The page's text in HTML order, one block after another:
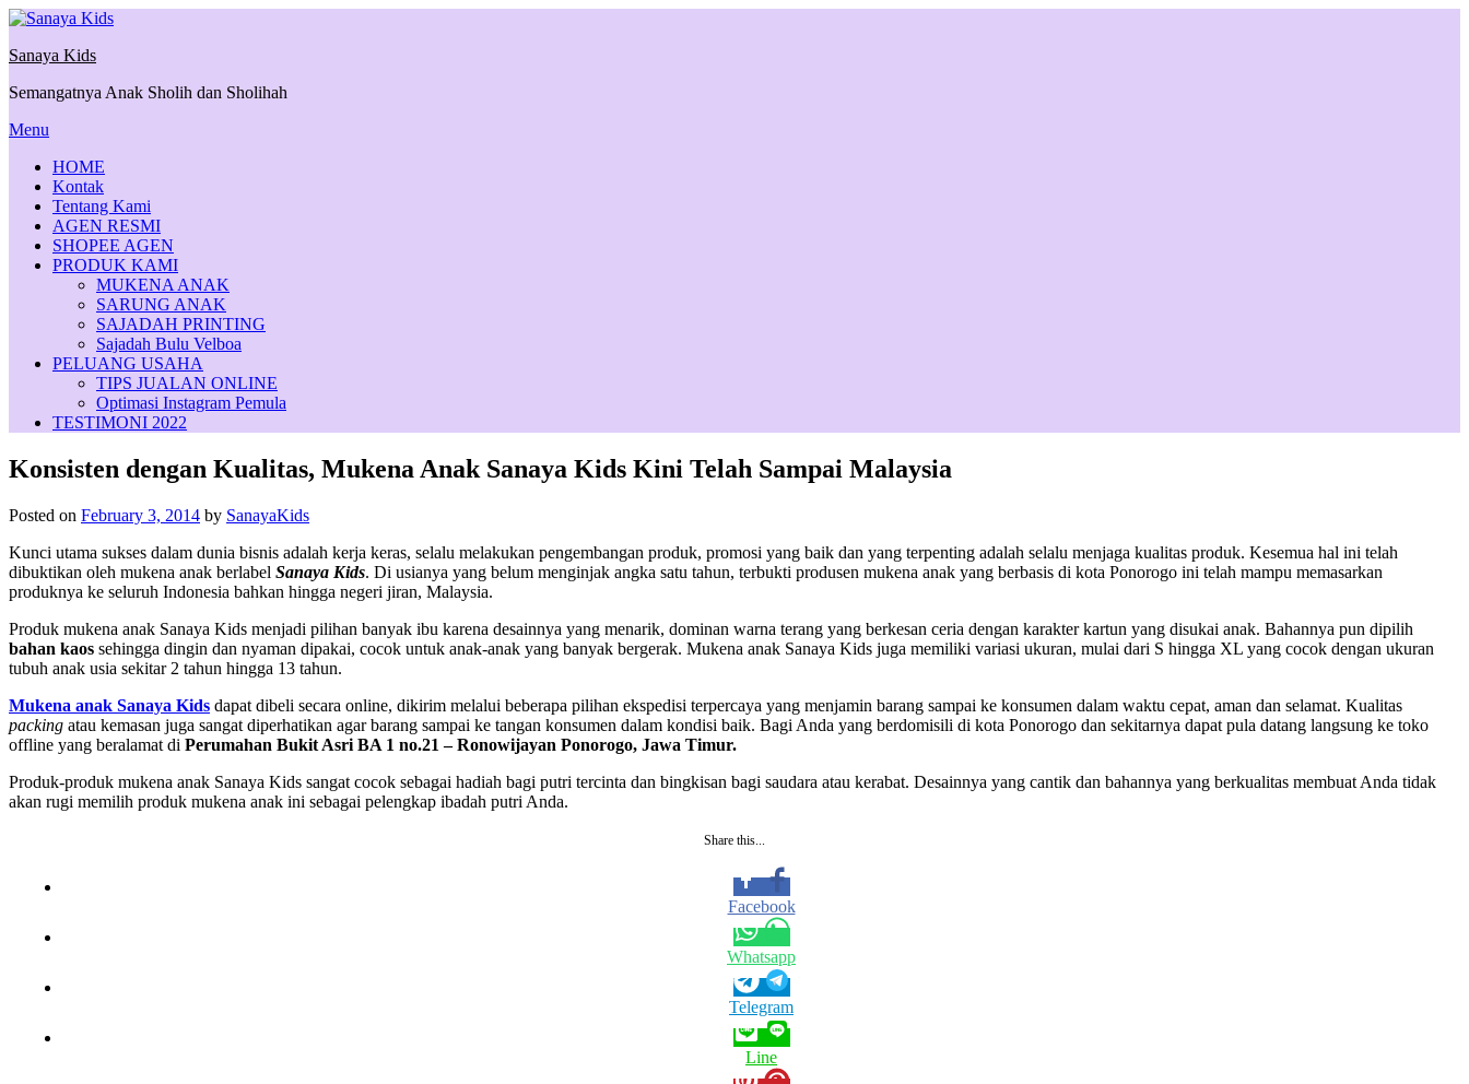
Skip
content
Sanaya Kids
Semangatnya Anak Sholih dan Sholihah
Menu
HOME
Kontak
Tentang Kami
AGEN RESMI
SHOPEE AGEN
PRODUK KAMI
MUKENA ANAK
SARUNG ANAK
SAJADAH PRINTING
Sajadah Bulu Velboa
PELUANG USAHA
TIPS JUALAN ONLINE
Optimasi Instagram Pemula
TESTIMONI 2022
Konsisten dengan Kualitas, Mukena Anak Sanaya Kids Kini Telah Sampai Malaysia
Posted on February 3, 2014 by SanayaKids
Kunci utama sukses dalam dunia bisnis adalah kerja keras, selalu melakukan pengembangan produk, promosi yang baik dan yang terpenting adalah selalu menjaga kualitas produk. Kesemua hal ini telah
dibuktikan oleh mukena anak berlabel Sanaya Kids. Di usianya yang belum menginjak angka satu tahun, terbukti produsen mukena anak yang berbasis di kota Ponorogo ini telah mampu memasarkan
produknya ke seluruh Indonesia bahkan hingga negeri jiran, Malaysia.
Produk mukena anak Sanaya Kids menjadi pilihan banyak ibu karena desainnya yang menarik, dominan warna terang yang berkesan ceria dengan karakter kartun yang disukai anak. Bahannya pun dipilih
bahan kaos sehingga dingin dan nyaman dipakai, cocok untuk anak-anak yang banyak bergerak. Mukena anak Sanaya Kids juga memiliki variasi ukuran, mulai dari S hingga XL yang cocok dengan ukuran
tubuh anak usia sekitar 2 tahun hingga 13 tahun.
Mukena anak Sanaya Kids dapat dibeli secara online, dikirim melalui beberapa pilihan ekspedisi terpercaya yang menjamin barang sampai ke konsumen dalam waktu cepat, aman dan selamat. Kualitas
packing atau kemasan juga sangat diperhatikan agar barang sampai ke tangan konsumen dalam kondisi baik. Bagi Anda yang berdomisili di kota Ponorogo dan sekitarnya dapat pula datang langsung ke toko
offline yang beralamat di Perumahan Bukit Asri BA 1 no.21 – Ronowijayan Ponorogo, Jawa Timur.
Produk-produk mukena anak Sanaya Kids sangat cocok sebagai hadiah bagi putri tercinta dan bingkisan bagi saudara atau kerabat. Desainnya yang cantik dan bahannya yang berkualitas membuat Anda tidak
akan rugi memilih produk mukena anak ini sebagai pelengkap ibadah putri Anda.
Share this...
Facebook
Whatsapp
Telegram
Line